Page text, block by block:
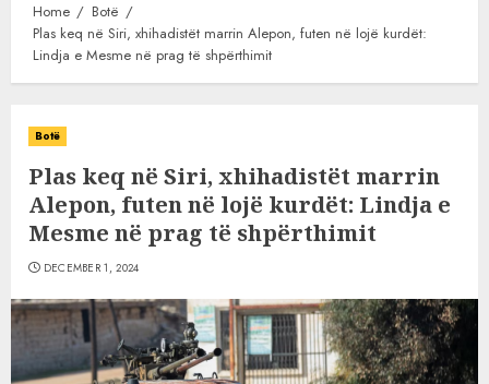
Home
Botë
Plas keq në Siri, xhihadistët marrin Alepon, futen në lojë kurdët:
Lindja e Mesme në prag të shpërthimit
Botë
Plas keq në Siri, xhihadistët marrin
Alepon, futen në lojë kurdët: Lindja e
Mesme në prag të shpërthimit
DECEMBER 1, 2024